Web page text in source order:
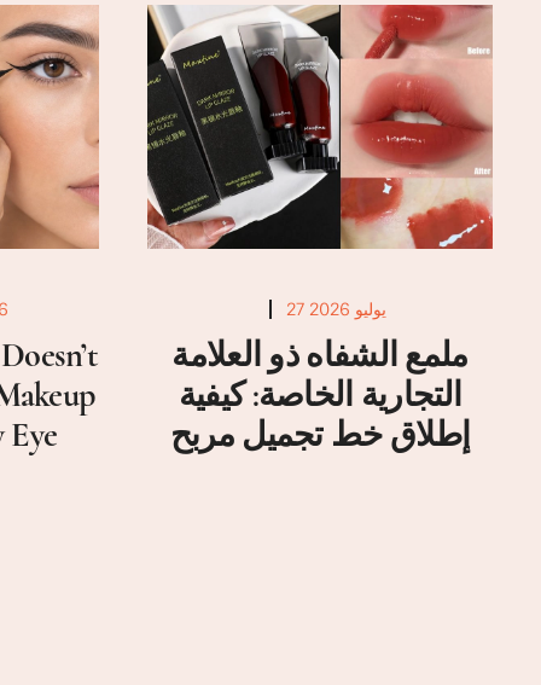
27 يوليو 2026
ملمع الشفاه ذو العلامة
التجارية الخاصة: كيفية
إطلاق خط تجميل مربح